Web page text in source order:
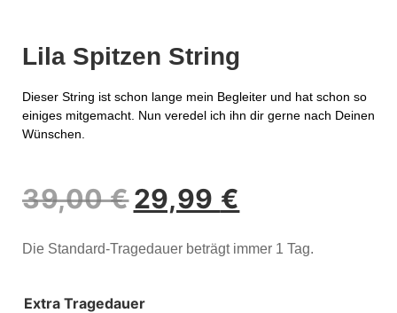
Lila Spitzen String
Dieser String ist schon lange mein Begleiter und hat schon so
einiges mitgemacht. Nun veredel ich ihn dir gerne nach Deinen
Wünschen.
39,00€29,99 €
Die Standard-Tragedauer beträgt immer 1 Tag.
Extra Tragedauer